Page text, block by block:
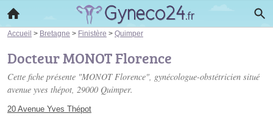
Accueil > Bretagne > Finistère > Quimper
Docteur MONOT Florence
Cette fiche présente "MONOT Florence", gynécologue-obstétricien situé
avenue yves thépot, 29000 Quimper.
20 Avenue Yves Thépot